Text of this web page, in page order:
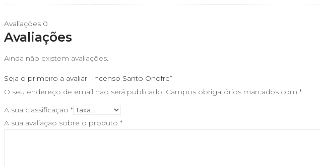
Avaliações 0
Avaliações
Ainda não existem avaliações.
Seja o primeiro a avaliar “Incenso Santo Onofre”
O seu endereço de email não será publicado. Campos obrigatórios marcados com *
A sua classificação *
A sua avaliação sobre o produto *